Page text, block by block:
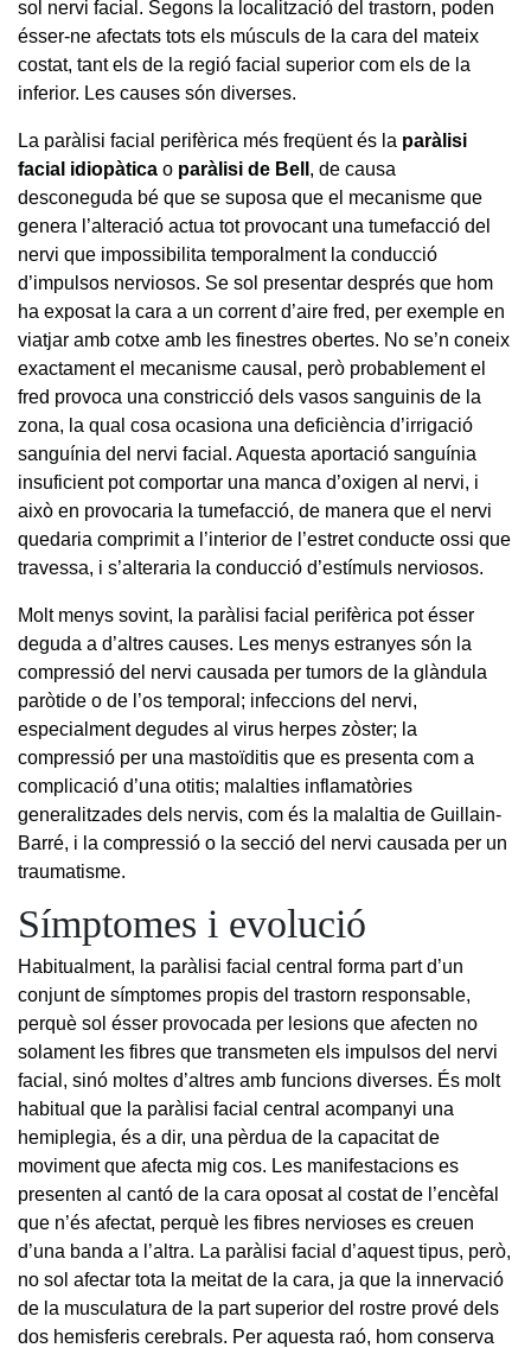
sol nervi facial. Segons la localització del trastorn, poden
ésser-ne afectats tots els músculs de la cara del mateix
costat, tant els de la regió facial superior com els de la
inferior. Les causes són diverses.
La paràlisi facial perifèrica més freqüent és la paràlisi
facial idiopàtica o paràlisi de Bell , de causa
desconeguda bé que se suposa que el mecanisme que
genera l’alteració actua tot provocant una tumefacció del
nervi que impossibilita temporalment la conducció
d’impulsos nerviosos. Se sol presentar després que hom
ha exposat la cara a un corrent d’aire fred, per exemple en
viatjar amb cotxe amb les finestres obertes. No se’n coneix
exactament el mecanisme causal, però probablement el
fred provoca una constricció dels vasos sanguinis de la
zona, la qual cosa ocasiona una deficiència d’irrigació
sanguínia del nervi facial. Aquesta aportació sanguínia
insuficient pot comportar una manca d’oxigen al nervi, i
això en provocaria la tumefacció, de manera que el nervi
quedaria comprimit a l’interior de l’estret conducte ossi que
travessa, i s’alteraria la conducció d’estímuls nerviosos.
Molt menys sovint, la paràlisi facial perifèrica pot ésser
deguda a d’altres causes. Les menys estranyes són la
compressió del nervi causada per tumors de la glàndula
paròtide o de l’os temporal; infeccions del nervi,
especialment degudes al virus herpes zòster; la
compressió per una mastoïditis que es presenta com a
complicació d’una otitis; malalties inflamatòries
generalitzades dels nervis, com és la malaltia de Guillain-
Barré, i la compressió o la secció del nervi causada per un
traumatisme.
Símptomes i evolució
Habitualment, la paràlisi facial central forma part d’un
conjunt de símptomes propis del trastorn responsable,
perquè sol ésser provocada per lesions que afecten no
solament les fibres que transmeten els impulsos del nervi
facial, sinó moltes d’altres amb funcions diverses. És molt
habitual que la paràlisi facial central acompanyi una
hemiplegia, és a dir, una pèrdua de la capacitat de
moviment que afecta mig cos. Les manifestacions es
presenten al cantó de la cara oposat al costat de l’encèfal
que n’és afectat, perquè les fibres nervioses es creuen
d’una banda a l’altra. La paràlisi facial d’aquest tipus, però,
no sol afectar tota la meitat de la cara, ja que la innervació
de la musculatura de la part superior del rostre prové dels
dos hemisferis cerebrals. Per aquesta raó, hom conserva